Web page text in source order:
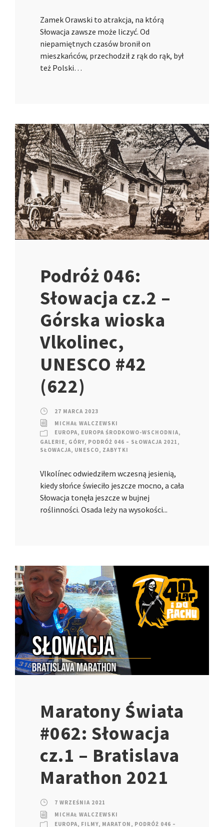
Zamek Orawski to atrakcja, na którą
Słowacja zawsze może liczyć. Od
niepamiętnych czasów bronił on
mieszkańców, przechodził z rąk do rąk, był
też Polski…
Podróż 046:
Słowacja cz.2 –
Górska wioska
Vlkolinec,
UNESCO #42
(622)
27 MARCA 2023
MICHAŁ WALCZEWSKI
EUROPA, EUROPA ŚRODKOWO-WSCHODNIA,
GALERIE, GÓRY, PODRÓŻ 046 – SŁOWACJA 2021 ,
SŁOWACJA, UNESCO, ZABYTKI
Vlkolínec odwiedziłem wczesną jesienią,
kiedy słońce świeciło jeszcze mocno, a cała
Słowacja tonęła jeszcze w bujnej
roślinności. Osada leży na wysokości...
Maratony Świata
#062: Słowacja
cz.1 – Bratislava
Marathon 2021
7 WRZEŚNIA 2021
MICHAŁ WALCZEWSKI
EUROPA, FILMY, MARATON , PODRÓŻ 046 –